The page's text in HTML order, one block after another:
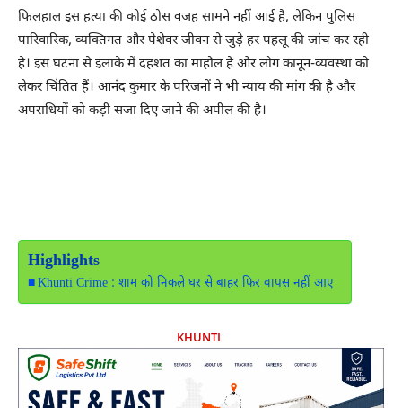
फिलहाल इस हत्या की कोई ठोस वजह सामने नहीं आई है, लेकिन पुलिस
पारिवारिक, व्यक्तिगत और पेशेवर जीवन से जुड़े हर पहलू की जांच कर रही
है। इस घटना से इलाके में दहशत का माहौल है और लोग कानून-व्यवस्था को
लेकर चिंतित हैं। आनंद कुमार के परिजनों ने भी न्याय की मांग की है और
अपराधियों को कड़ी सजा दिए जाने की अपील की है।
Highlights
Khunti Crime : शाम को निकले घर से बाहर फिर वापस नहीं आए
KHUNTI